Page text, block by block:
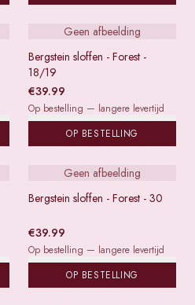
Geen afbeelding
Bergstein sloffen - Forest -
18/19
€39.99
Op bestelling — langere levertijd
OP BESTELLING
Geen afbeelding
Bergstein sloffen - Forest - 30
€39.99
Op bestelling — langere levertijd
OP BESTELLING